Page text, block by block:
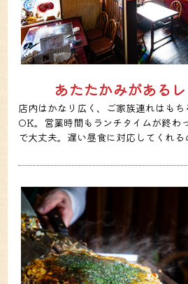
あたたかみがある
店内はかなり広く、ご家族連れはも
OK。営業時間もランチタイムが終わ
で大丈夫。遅い昼食に対応してくれる